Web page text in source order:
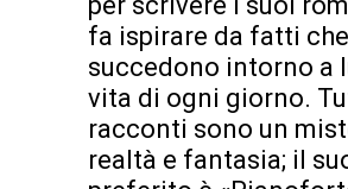
fa ispirare da fatti che
succedono intorno a
vita di ogni giorno.
racconti sono un
realtà e fantasia; il